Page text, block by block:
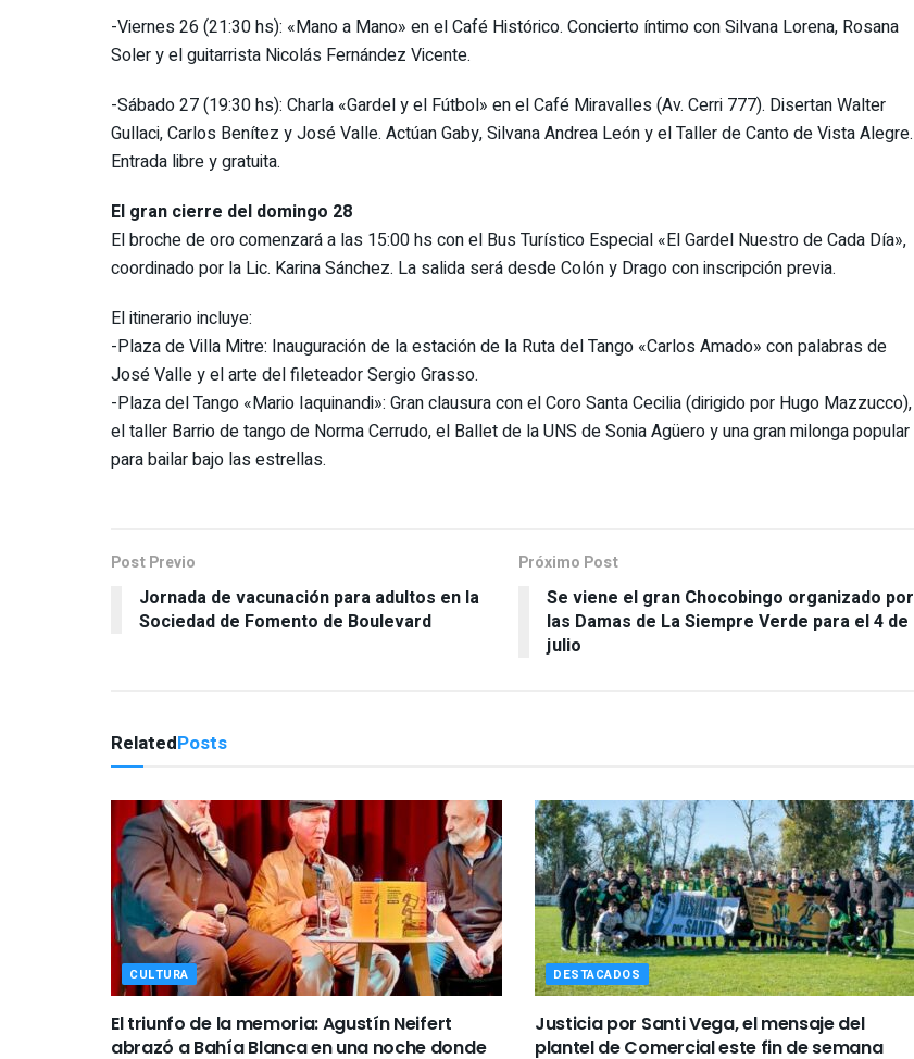
-Viernes 26 (21:30 hs): «Mano a Mano» en el Café Histórico. Concierto íntimo con Silvana Lorena, Rosana
Soler y el guitarrista Nicolás Fernández Vicente.
-Sábado 27 (19:30 hs): Charla «Gardel y el Fútbol» en el Café Miravalles (Av. Cerri 777). Disertan Walter
Gullaci, Carlos Benítez y José Valle. Actúan Gaby, Silvana Andrea León y el Taller de Canto de Vista Alegre.
Entrada libre y gratuita.
El gran cierre del domingo 28
El broche de oro comenzará a las 15:00 hs con el Bus Turístico Especial «El Gardel Nuestro de Cada Día»,
coordinado por la Lic. Karina Sánchez. La salida será desde Colón y Drago con inscripción previa.
El itinerario incluye:
-Plaza de Villa Mitre: Inauguración de la estación de la Ruta del Tango «Carlos Amado» con palabras de
José Valle y el arte del fileteador Sergio Grasso.
-Plaza del Tango «Mario Iaquinandi»: Gran clausura con el Coro Santa Cecilia (dirigido por Hugo Mazzucco),
el taller Barrio de tango de Norma Cerrudo, el Ballet de la UNS de Sonia Agüero y una gran milonga popular
para bailar bajo las estrellas.
Post Previo
Jornada de vacunación para adultos en la
Sociedad de Fomento de Boulevard
Próximo Post
Se viene el gran Chocobingo organizado por
las Damas de La Siempre Verde para el 4 de
julio
RelatedPosts
CULTURA
El triunfo de la memoria: Agustín Neifert
abrazó a Bahía Blanca en una noche donde
DESTACADOS
Justicia por Santi Vega, el mensaje del
plantel de Comercial este fin de semana